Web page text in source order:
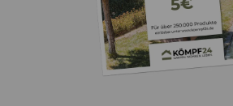
Montageanleitung
(Rinnenbreite 78 mm)